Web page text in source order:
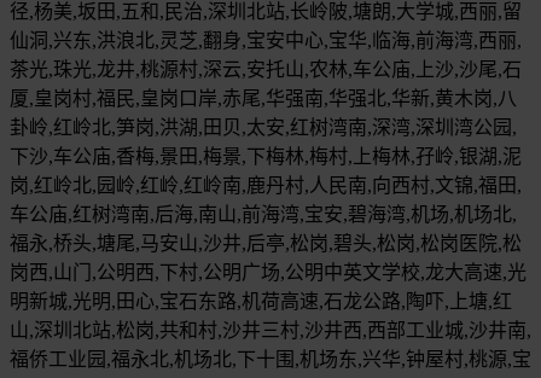
径,杨美,坂田,五和,民治,深圳北站,长岭陂,塘朗,大学城,西丽,留
仙洞,兴东,洪浪北,灵芝,翻身,宝安中心,宝华,临海,前海湾,西丽,
茶光,珠光,龙井,桃源村,深云,安托山,农林,车公庙,上沙,沙尾,石
厦,皇岗村,福民,皇岗口岸,赤尾,华强南,华强北,华新,黄木岗,八
卦岭,红岭北,笋岗,洪湖,田贝,太安,红树湾南,深湾,深圳湾公园,
下沙,车公庙,香梅,景田,梅景,下梅林,梅村,上梅林,孖岭,银湖,泥
岗,红岭北,园岭,红岭,红岭南,鹿丹村,人民南,向西村,文锦,福田,
车公庙,红树湾南,后海,南山,前海湾,宝安,碧海湾,机场,机场北,
福永,桥头,塘尾,马安山,沙井,后亭,松岗,碧头,松岗,松岗医院,松
岗西,山门,公明西,下村,公明广场,公明中英文学校,龙大高速,光
明新城,光明,田心,宝石东路,机荷高速,石龙公路,陶吓,上塘,红
山,深圳北站,松岗,共和村,沙井三村,沙井西,西部工业城,沙井南,
福侨工业园,福永北,机场北,下十围,机场东,兴华,钟屋村,桃源,宝